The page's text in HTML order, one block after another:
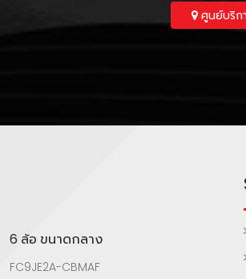
ศูนย์บริก
6 ล้อ ขนาดกลาง
FC9JE2A-CBMAF